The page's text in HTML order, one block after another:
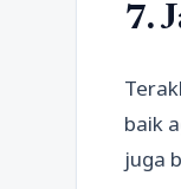
7.
baik
juga